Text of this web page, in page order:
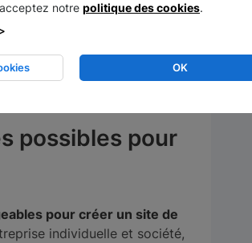
élargie, accessible
bien sûr, de choisir un
possibles pour
pour créer un site de
individuelle et société,
notre politique des cookies.
OK